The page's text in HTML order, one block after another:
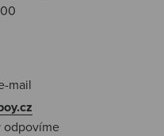
mail
odpovíme